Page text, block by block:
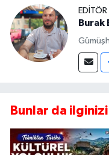
EDITÖR
Burak
Bunlar da